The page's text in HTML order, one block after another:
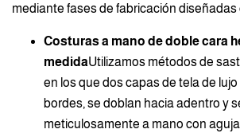
mediante fases de fabricación diseñadas
Costuras a mano de doble cara
medidaUtilizamos métodos de
en los que dos capas de tela de
bordes, se doblan hacia adentro y
meticulosamente a mano con